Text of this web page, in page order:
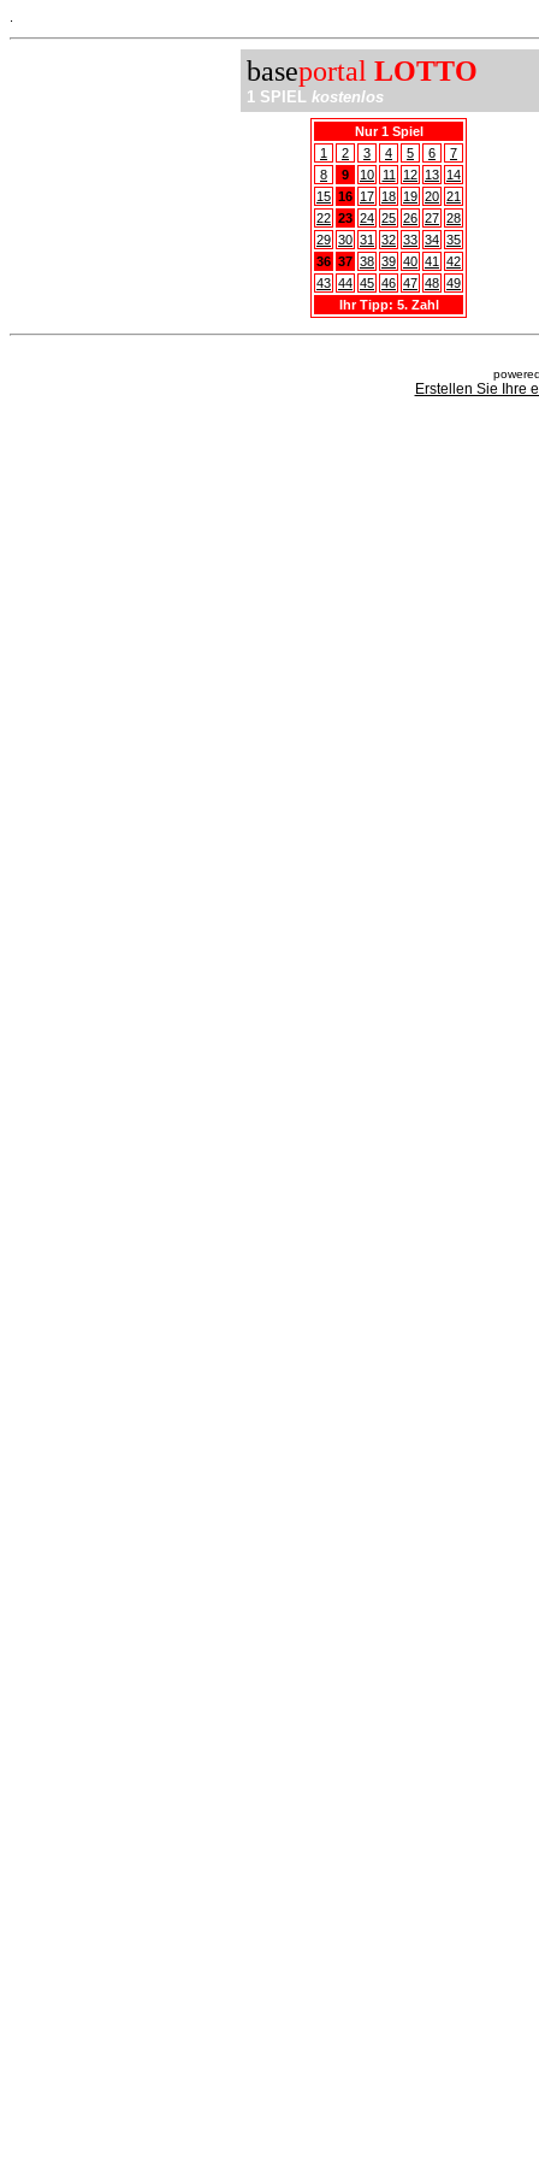
baseportal LOTTO
1 SPIEL kostenlos
Nur 1 Spiel
1
2 3 4 5 6
7
8
9 10 11 12 13 14
15 16 17 18 19 20 21
22 23 24 25 26 27 28
29 30 31 32 33 34 35
36 37 38 39 40 41
42
43 44 45 46 47 48 49
Ihr Tipp: 5. Zahl
Erstellen Sie Ihre